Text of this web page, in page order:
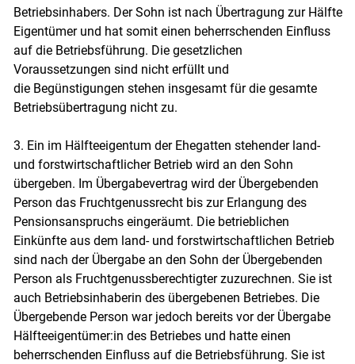
Betriebsinhabers. Der Sohn ist nach Übertragung zur Hälfte
Eigentümer und hat somit einen beherrschenden Einfluss
auf die Betriebsführung. Die gesetzlichen
Voraussetzungen sind nicht erfüllt und
die Begünstigungen stehen insgesamt für die gesamte
Betriebsübertragung nicht zu.
3. Ein im Hälfteeigentum der Ehegatten stehender land-
und forstwirtschaftlicher Betrieb wird an den Sohn
übergeben. Im Übergabevertrag wird der Übergebenden
Person das Fruchtgenussrecht bis zur Erlangung des
Pensionsanspruchs eingeräumt. Die betrieblichen
Einkünfte aus dem land- und forstwirtschaftlichen Betrieb
sind nach der Übergabe an den Sohn der Übergebenden
Person als Fruchtgenussberechtigter zuzurechnen. Sie ist
auch Betriebsinhaberin des übergebenen Betriebes. Die
Übergebende Person war jedoch bereits vor der Übergabe
Hälfteeigentümer:in des Betriebes und hatte einen
beherrschenden Einfluss auf die Betriebsführung. Sie ist